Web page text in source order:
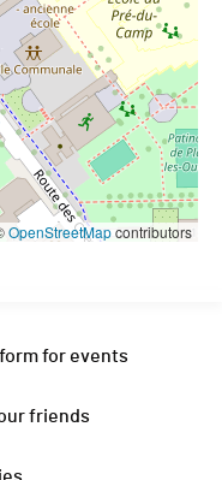
OpenStreetMapcontributors
for events
friends